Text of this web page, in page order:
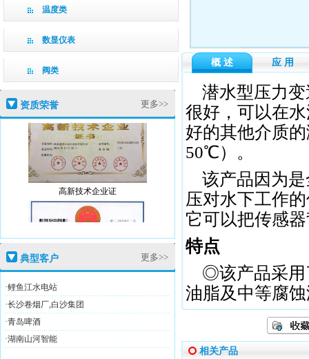
温度类
数显仪表
阀类
资质荣誉 更多>>
高新技术企业证
典型客户 更多>>
·鲤鱼江水电站
·长沙卷烟厂,白沙集团
·青岛啤酒
·湖南山河智能
概 述 应 用
潜水型压力变
很好，可以在
好的其他介质
50℃）。
该产品因为是
压对水下工作
它可以把传感
特点
◎该产品采用
油脂及中等腐
相关产品